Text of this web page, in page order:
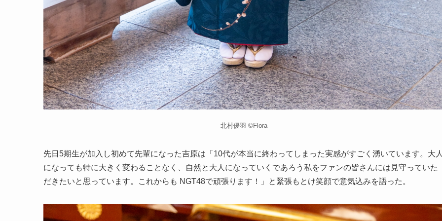
北村優羽 ©Flora
先日5期生が加入し初めて先輩になった吉原は「10代が本当に終わってしまった実感がすごく湧いています。大
になっても特に大きく変わることなく、自然と大人になっていくであろう私をファンの皆さんには見守っていた
だきたいと思っています。これからも NGT48で頑張ります！」と緊張もとけ笑顔で意気込みを語った。